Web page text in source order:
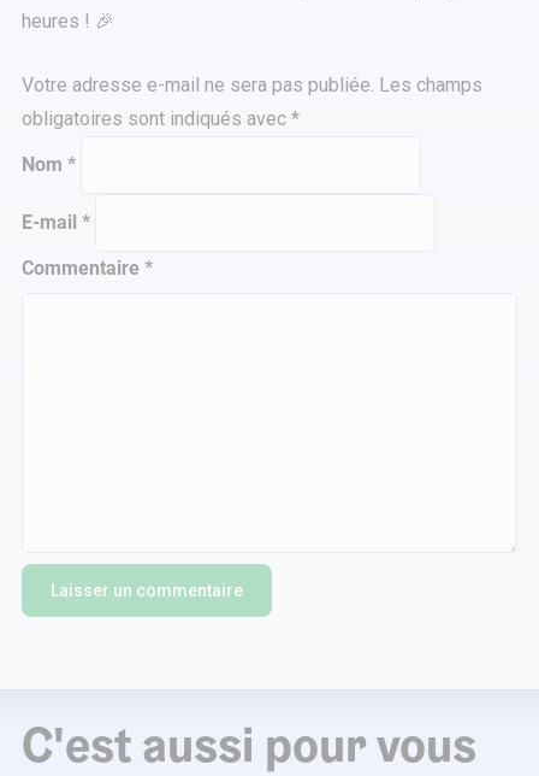
heures ! 🎉
Votre adresse e-mail ne sera pas publiée. Les champs
obligatoires sont indiqués avec *
Commentaire *
Nom *
E-mail *
C'est aussi pour vous